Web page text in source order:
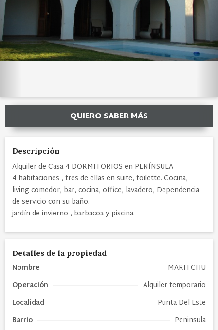
QUIERO SABER MÁS
Descripción
Alquiler de Casa 4 DORMITORIOS en PENÍNSULA
4 habitaciones , tres de ellas en suite, toilette. Cocina,
living comedor, bar, cocina, office, lavadero, Dependencia
de servicio con su baño.
jardín de invierno , barbacoa y piscina.
Detalles de la propiedad
Nombre
MARITCHU
Operación
Alquiler temporario
Localidad
Punta Del Este
Barrio
Peninsula